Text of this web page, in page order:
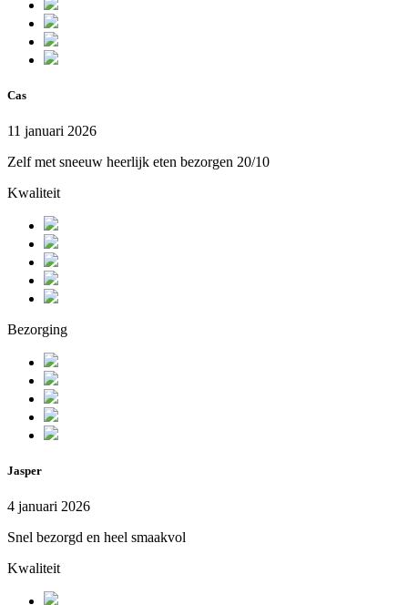
Cas
11 januari 2026
Zelf met sneeuw heerlijk eten bezorgen 20/10
Kwaliteit
Bezorging
Jasper
4 januari 2026
Snel bezorgd en heel smaakvol
Kwaliteit